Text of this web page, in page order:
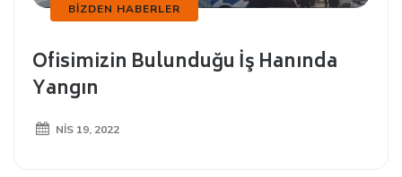
BIZDEN HABERLER
Ofisimizin Bulunduğu İş Hanında
Yangın
NIS 19, 2022